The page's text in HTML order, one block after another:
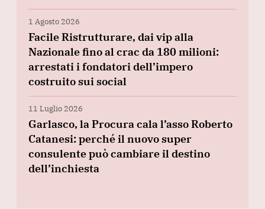
1 Agosto 2026
Facile Ristrutturare, dai vip alla
Nazionale fino al crac da 180 milioni:
arrestati i fondatori dell’impero
costruito sui social
11 Luglio 2026
Garlasco, la Procura cala l’asso Roberto
Catanesi: perché il nuovo super
consulente può cambiare il destino
dell’inchiesta